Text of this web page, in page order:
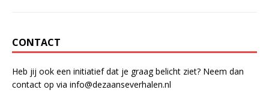
CONTACT
Heb jij ook een initiatief dat je graag belicht ziet? Neem dan
contact op via info@dezaanseverhalen.nl